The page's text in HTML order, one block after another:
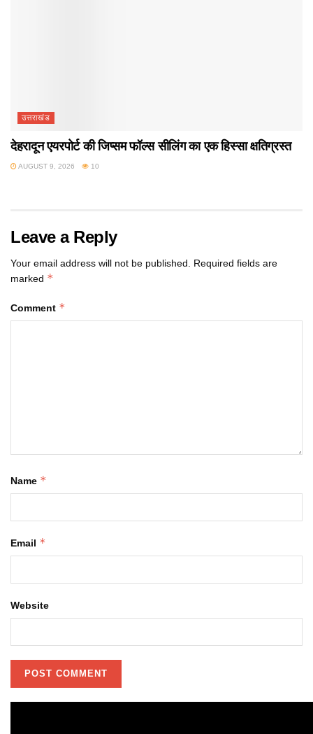
उत्तराखंड
देहरादून एयरपोर्ट की जिप्सम फॉल्स सीलिंग का एक हिस्सा क्षतिग्रस्त
AUGUST 9, 2026 10
Leave a Reply
Your email address will not be published.
Required fields are
marked *
Comment *
Name *
Email *
Website